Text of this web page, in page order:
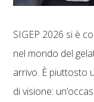
SIGEP 2026 si è
nel mondo del
arrivo. È piuttosto
di visione: